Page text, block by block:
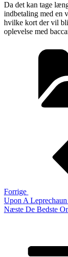
Da det kan tage
indbetaling med en
hvilke kort der vil
oplevelse med
Forrige
Upon A
Næste
Næste De Bedste